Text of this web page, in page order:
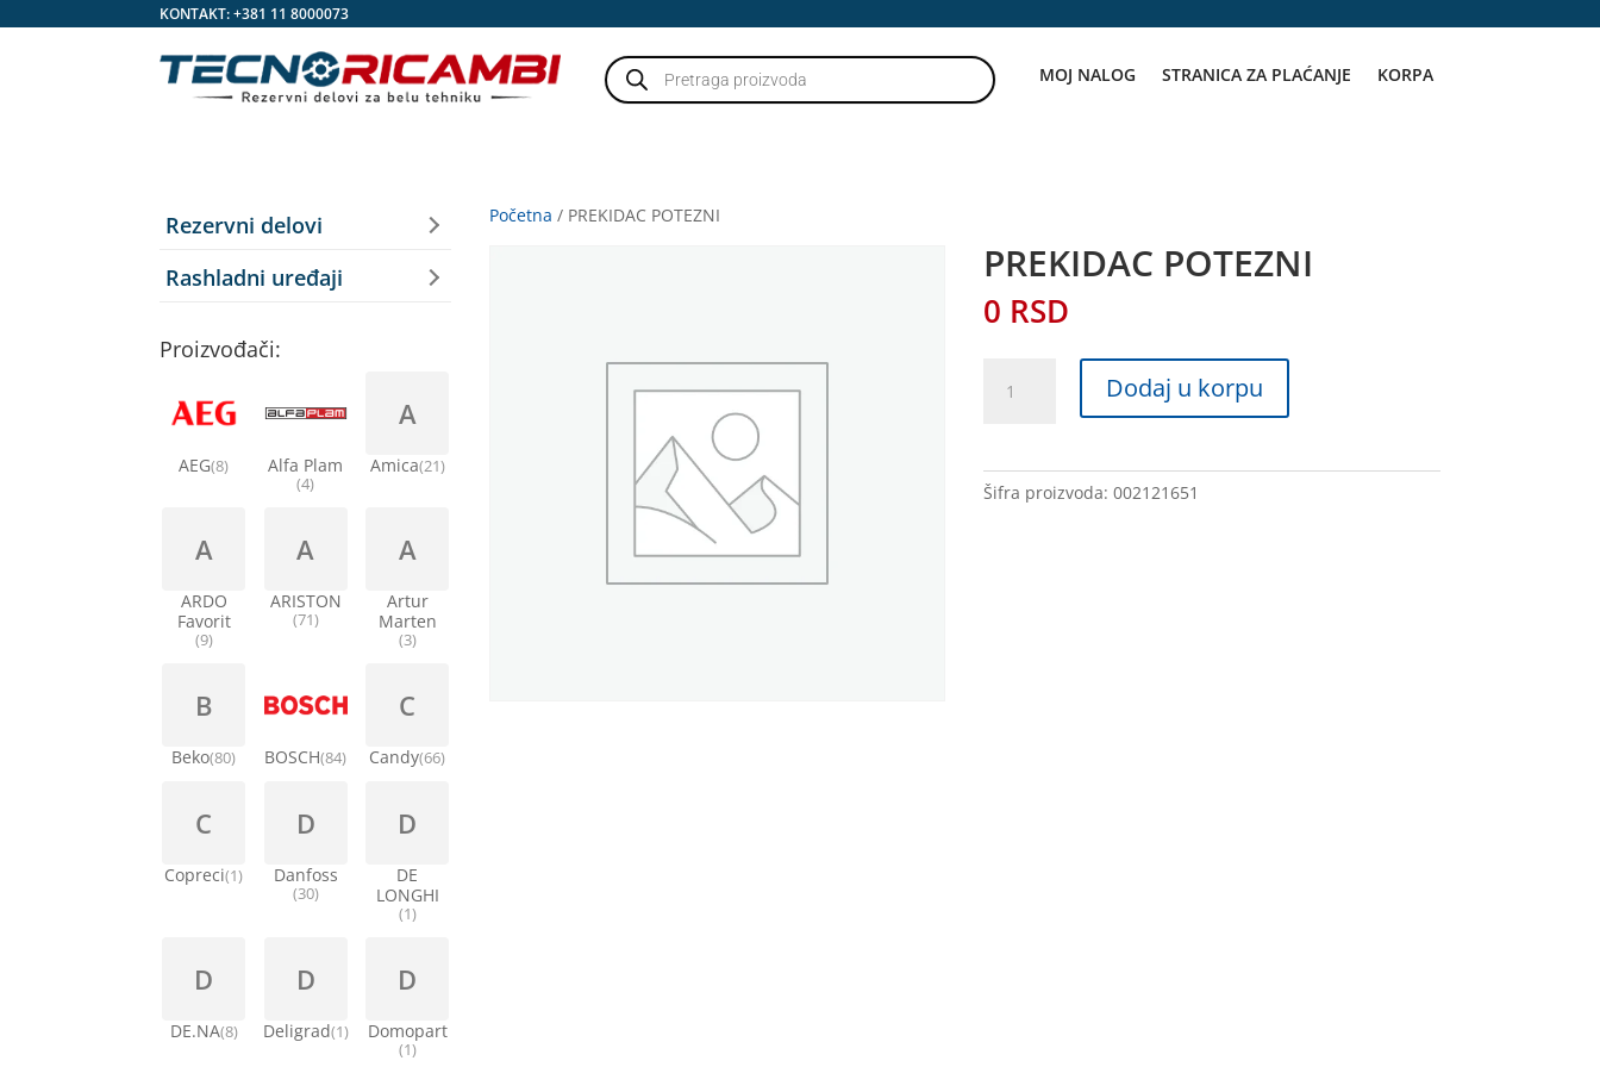
KONTAKT:+381 11 8000073
Products
search MOJ NALOG STRANICA ZA PLAĆANJE KORPA
Početna / PREKIDAC POTEZNI
PREKIDAC POTEZNI
0 RSD
POTEZNI
Dodaj u korpu
Šifra proizvoda:002121651
Rezervni delovi
Rashladni uređaji
Proizvođači:
AEG(8) Alfa Plam
(4)
A
Amica(21)
A
ARDO
Favorit
(9)
A
ARISTON
(71)
A
Artur
Marten
(3)
B
Beko(80) BOSCH(84)
C
Candy(66)
C
Copreci(1)
D
Danfoss
(30)
D
DE
LONGHI
(1)
D
DE.NA(8)
D
Deligrad(1)
D
Domopart
(1)